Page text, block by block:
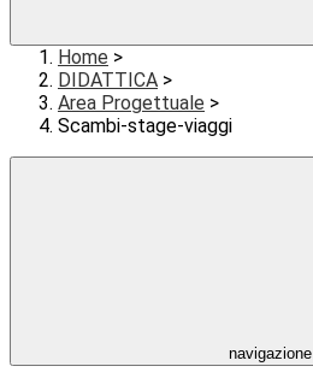
Home >
DIDATTICA >
Area Progettuale >
Scambi-stage-viaggi
navigazione